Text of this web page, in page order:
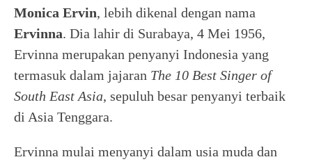
Monica Ervin, lebih dikenal dengan nama
Ervinna. Dia lahir di Surabaya, 4 Mei 1956,
Ervinna merupakan penyanyi Indonesia yang
termasuk dalam jajaran The 10 Best Singer of
South East Asia, sepuluh besar penyanyi terbaik
di Asia Tenggara.
Ervinna mulai menyanyi dalam usia muda dan